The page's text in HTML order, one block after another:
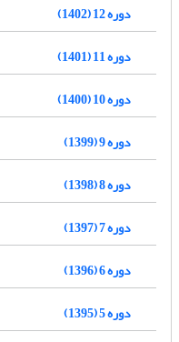
دوره 12 (1402)
دوره 11 (1401)
دوره 10 (1400)
دوره 9 (1399)
دوره 8 (1398)
دوره 7 (1397)
دوره 6 (1396)
دوره 5 (1395)